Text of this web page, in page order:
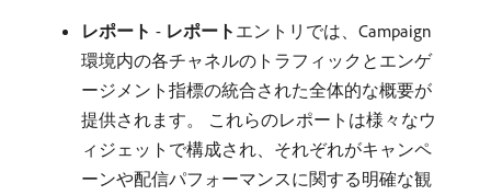
レポート - レポート ​エントリでは、Campaign
環境内の各チャネルのトラフィックとエンゲ
ージメント指標の統合された全体的な概要が
提供されます。 これらのレポートは様々なウ
ィジェットで構成され、それぞれがキャンペ
ーンや配信パフォーマンスに関する明確な観